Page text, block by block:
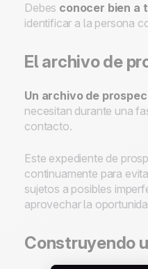
Debes conocer bien a
identificar a la persona
El archivo de
Un archivo de
necesitan durante una
contacto.
Este expediente de
continuamente para
sujetos a posibles
aprovechar la
Construyendo